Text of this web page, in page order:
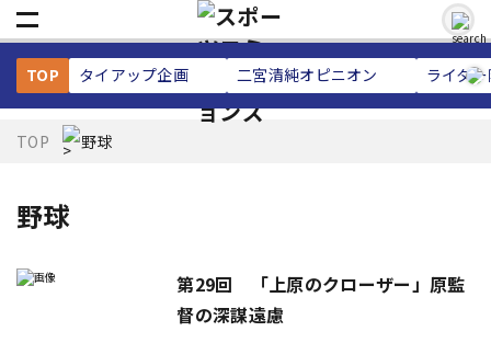
TOP タイアップ企画 二宮清純オピニオン ライタ
TOP 野球
野球
第29回 「上原のクローザー」原監
督の深謀遠慮